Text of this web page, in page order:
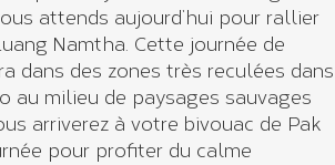
attends aujourd’hui pour rallier
Namtha. Cette journée de
dans des zones très reculées dans
au milieu de paysages sauvages
arriverez à votre bivouac de Pak
pour profiter du calme